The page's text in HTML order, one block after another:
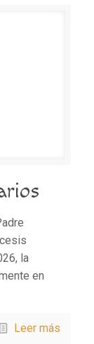
la
en
Leer más